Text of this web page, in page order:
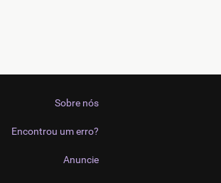
Sobre nós
Encontrou um erro?
Anuncie